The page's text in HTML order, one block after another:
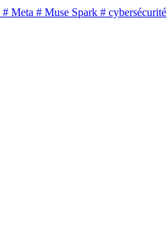
# Meta # Muse Spark # cybersécurité